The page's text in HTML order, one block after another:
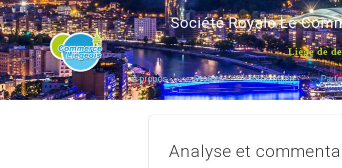
Société Royale Le
Liège de
À propos Projets Infos utiles
Analyse et